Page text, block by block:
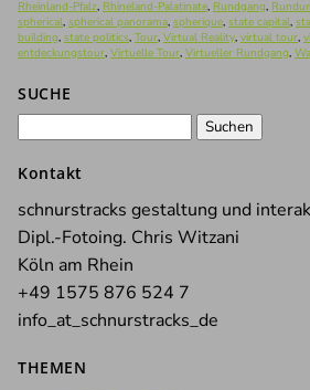
Rheinland-Pfalz, Rhineland-Palatinate, Rundgang,
spherical, spherical panorama, spherique, state capital,
building, state politics, Tour, Virtual Reality, virtual tour,
entdeckungstour, Virtuelle Tour, Virtueller Rundgang,
SUCHE
Kontakt
schnurstracks gestaltung und
Dipl.-Fotoing. Chris Witzani
Köln am Rhein
+49 1575 876 524 7
info_at_schnurstracks_de
THEMEN